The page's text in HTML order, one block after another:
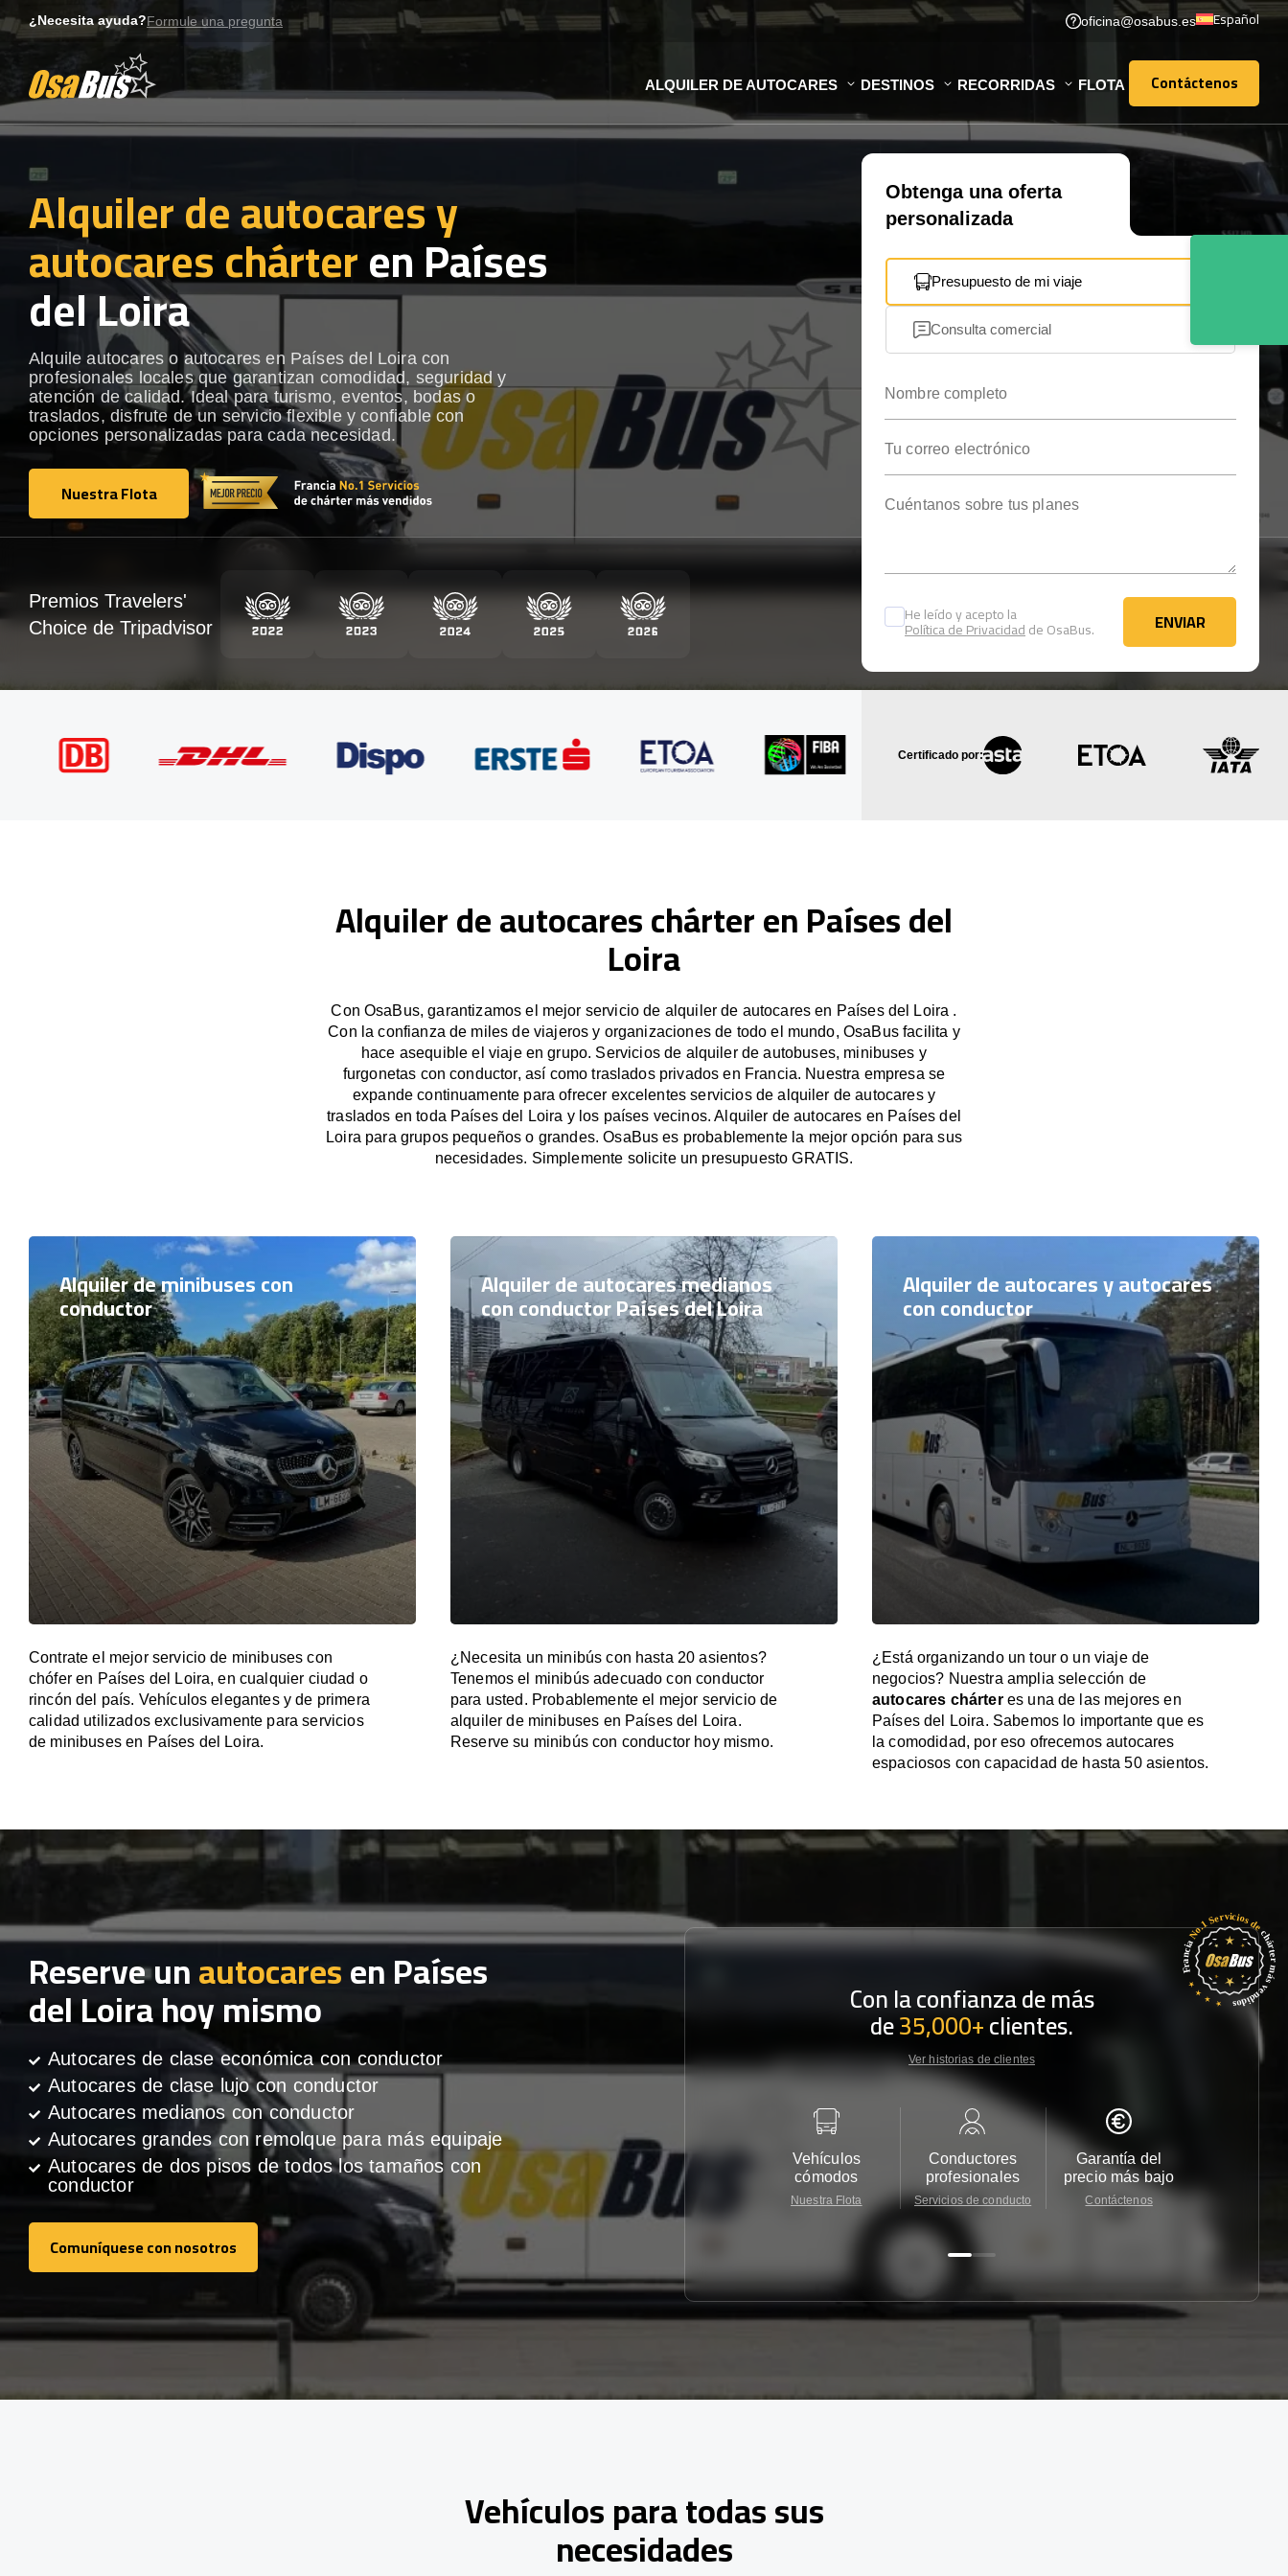
to
¿Necesita ayuda?Formule una pregunta oficina@osabus.es Español
ALQUILER DE AUTOCARES DESTINOS RECORRIDAS FLOTA Contáctenos
Contáctenos
Alquiler de autocares y
autocares chárteren Países
del Loira
Alquile autocares o autocares en Países del Loira con
profesionales locales que garantizan comodidad, seguridad y
atención de calidad. Ideal para turismo, eventos, bodas o
traslados, disfrute de un servicio flexible y confiable con
opciones personalizadas para cada necesidad.
Nuestra Flota
Nuestra Flota
Obtenga una oferta
personalizada
Presupuesto de mi viaje
Consulta comercial
He leído y acepto la
Política de Privacidadde OsaBus. ENVIAR
ENVIAR
Premios Travelers'
Choice de Tripadvisor
Certificado por:
Alquiler de autocares chárter en Países del
Loira
Con OsaBus, garantizamos el mejor servicio de alquiler de autocares en Países del Loira .
Con la confianza de miles de viajeros y organizaciones de todo el mundo, OsaBus facilita y
hace asequible el viaje en grupo. Servicios de alquiler de autobuses, minibuses y
furgonetas con conductor, así como traslados privados en Francia. Nuestra empresa se
expande continuamente para ofrecer excelentes servicios de alquiler de autocares y
traslados en toda Países del Loira y los países vecinos. Alquiler de autocares en Países del
Loira para grupos pequeños o grandes. OsaBus es probablemente la mejor opción para sus
necesidades. Simplemente solicite un presupuesto GRATIS.
Alquiler de minibuses con
conductor
Contrate el mejor servicio de minibuses con
chófer en Países del Loira, en cualquier ciudad o
rincón del país. Vehículos elegantes y de primera
calidad utilizados exclusivamente para servicios
de minibuses en Países del Loira.
Alquiler de autocares medianos
con conductor Países del Loira
¿Necesita un minibús con hasta 20 asientos?
Tenemos el minibús adecuado con conductor
para usted. Probablemente el mejor servicio de
alquiler de minibuses en Países del Loira.
Reserve su minibús con conductor hoy mismo.
Alquiler de autocares y autocares
con conductor
¿Está organizando un tour o un viaje de
negocios? Nuestra amplia selección de
autocares chárteres una de las mejores en
Países del Loira. Sabemos lo importante que es
la comodidad, por eso ofrecemos autocares
espaciosos con capacidad de hasta 50 asientos.
Reserve unautocaresen Países
del Loira hoy mismo
Autocares de clase económica con conductor
Autocares de clase lujo con conductor
Autocares medianos con conductor
Autocares grandes con remolque para más equipaje
Autocares de dos pisos de todos los tamaños con
conductor
Comuníquese con nosotros
Comuníquese con nosotros
Con la confianza de más
de35,000+clientes.
Ver historias de clientes
Vehículos
cómodos
Nuestra Flota
Conductores
profesionales
Servicios de conducto
Garantía del
precio más bajo
Contáctenos
Vehículos para todas sus
necesidades